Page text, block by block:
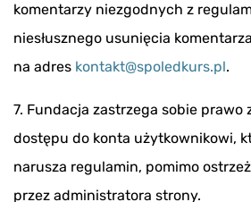
komentarzy niezgodnych z
niesłusznego usunięcia
na adres kontakt@spoledkurs.pl.
7. Fundacja zastrzega sobie prawo
dostępu do konta użytkownikowi,
narusza regulamin, pomimo
przez administratora strony.